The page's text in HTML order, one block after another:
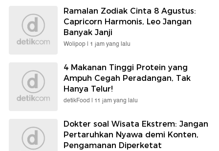
Ramalan Zodiak Cinta 8 Agustus:
Capricorn Harmonis, Leo Jangan
Banyak Janji
Wolipop | 1 jam yang lalu
4 Makanan Tinggi Protein yang
Ampuh Cegah Peradangan, Tak
Hanya Telur!
detikFood | 11 jam yang lalu
Dokter soal Wisata Ekstrem: Jangan
Pertaruhkan Nyawa demi Konten,
Pengamanan Diperketat